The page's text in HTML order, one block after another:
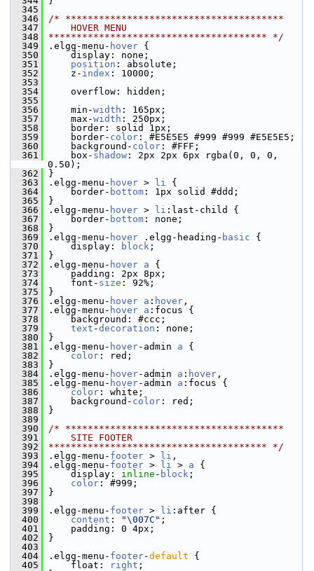
  345
  346
/* ***************************************
  347
    HOVER MENU
  348
*************************************** */
  349
.elgg-menu- hover {
  350
display: none;
  351
position : absolute;
  352
z- index : 10000;
  353
  354
overflow: hidden;
  355
  356
min-width : 165px;
  357
max-width : 250px;
  358
border: solid 1px;
  359
border- color : #E5E5E5 #999 #999 #E5E5E5;
  360
background- color : #FFF;
  361
box- shadow : 2px 2px 6px rgba(0, 0, 0,
0.50);
  362
}
  363
.elgg-menu- hover > li {
  364
border- bottom : 1px solid #ddd;
  365
}
  366
.elgg-menu- hover > li :last-child {
  367
border- bottom : none;
  368
}
  369
.elgg-menu- hover .elgg-heading- basic {
  370
display: block ;
  371
}
  372
.elgg-menu- hover a {
  373
padding: 2px 8px;
  374
font- size : 92%;
  375
}
  376
.elgg-menu- hover a : hover ,
  377
.elgg-menu- hover a :focus {
  378
background: #ccc;
  379
text -decoration : none;
  380
}
  381
.elgg-menu- hover-admin a {
  382
color : red;
  383
}
  384
.elgg-menu- hover-admin a : hover ,
  385
.elgg-menu- hover-admin a :focus {
  386
color : white;
  387
background- color : red;
  388
}
  389
  390
/* ***************************************
  391
    SITE FOOTER
  392
*************************************** */
  393
.elgg-menu- footer > li ,
  394
.elgg-menu- footer > li > a {
  395
display: inline - block ;
  396
color : #999;
  397
}
  398
  399
.elgg-menu- footer > li :after {
  400
content : "\007C" ;
  401
padding: 0 4px;
  402
}
  403
  404
.elgg-menu- footer-default {
  405
float: right ;